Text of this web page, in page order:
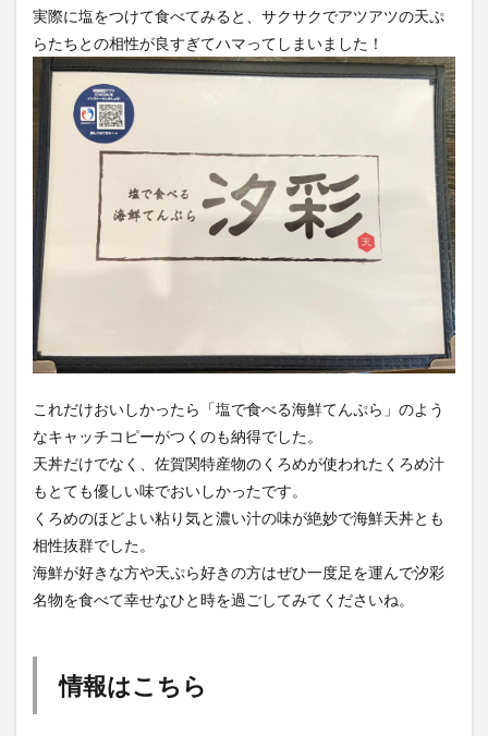
実際に塩をつけて食べてみると、サクサクでアツアツの天ぷ
らたちとの相性が良すぎてハマってしまいました！
これだけおいしかったら「塩で食べる海鮮てんぷら」のよう
なキャッチコピーがつくのも納得でした。
天丼だけでなく、佐賀関特産物のくろめが使われたくろめ汁
もとても優しい味でおいしかったです。
くろめのほどよい粘り気と濃い汁の味が絶妙で海鮮天丼とも
相性抜群でした。
海鮮が好きな方や天ぷら好きの方はぜひ一度足を運んで汐彩
名物を食べて幸せなひと時を過ごしてみてくださいね。
情報はこちら